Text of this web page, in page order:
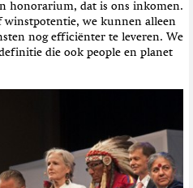
honorarium, dat is ons inkomen.
winstpotentie, we kunnen alleen
nog efficiënter te leveren. We
die ook people en planet